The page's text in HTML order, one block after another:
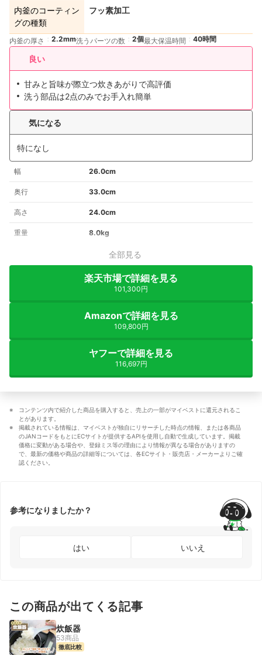
内釜のコーティン
グの種類
フッ素加工
内釜の厚さ 2.2mm洗うパーツの数 2個最大保温時間 40時間
良い
甘みと旨味が際立つ炊きあがりで高評価
洗う部品は2点のみでお手入れ簡単
気になる
特になし
幅 26.0cm
奥行 33.0cm
高さ 24.0cm
重量 8.0kg
全部見る
楽天市場で詳細を見る
101,300円
Amazonで詳細を見る
109,800円
ヤフーで詳細を見る
116,697円
コンテンツ内で紹介した商品を購入すると、売上の一部がマイベストに還元されるこ
とがあります。
掲載されている情報は、マイベストが独自にリサーチした時点の情報、または各商品
のJANコードをもとにECサイトが提供するAPIを使用し自動で生成しています。掲載
価格に変動がある場合や、登録ミス等の理由により情報が異なる場合がありますの
で、最新の価格や商品の詳細等については、各ECサイト・販売店・メーカーよりご確
認ください。
参考になりましたか？
はい いいえ
この商品が出てくる記事
炊飯器
53商品
徹底比較